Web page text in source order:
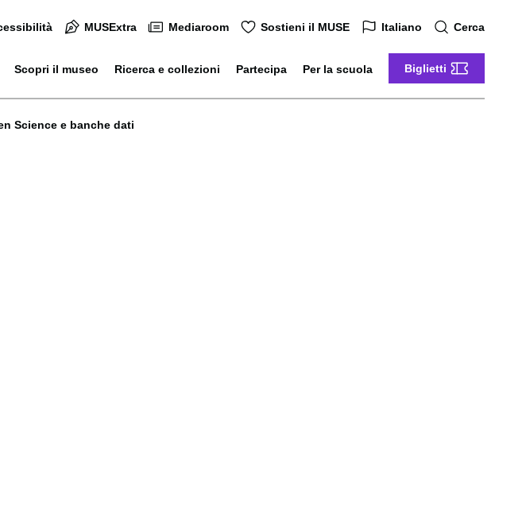
MUSExtra Mediaroom Sostieni il MUSE Italiano Cerca
Scopri il museo Ricerca e collezioni Partecipa Per la scuola Biglietti
Science e banche dati